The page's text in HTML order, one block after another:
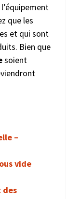
que les
et qui sont
Bien que
soient
–
vide
des